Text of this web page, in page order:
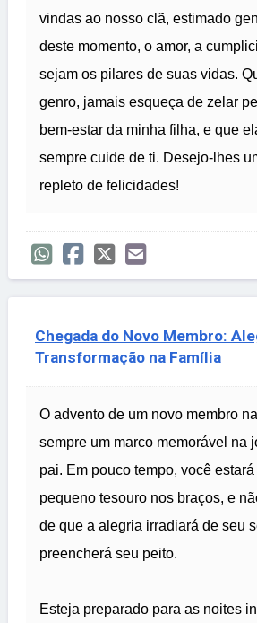
vindas ao nosso clã, estimado
deste momento, o amor, a
sejam os pilares de suas vidas.
genro, jamais esqueça de zelar
bem-estar da minha filha, e que
sempre cuide de ti. Desejo-lhes
repleto de felicidades!
Chegada do Novo Membro:
Transformação na Família
O advento de um novo membro
sempre um marco memorável na
pai. Em pouco tempo, você
pequeno tesouro nos braços, e
de que a alegria irradiará de seu
preencherá seu peito.
Esteja preparado para as noites